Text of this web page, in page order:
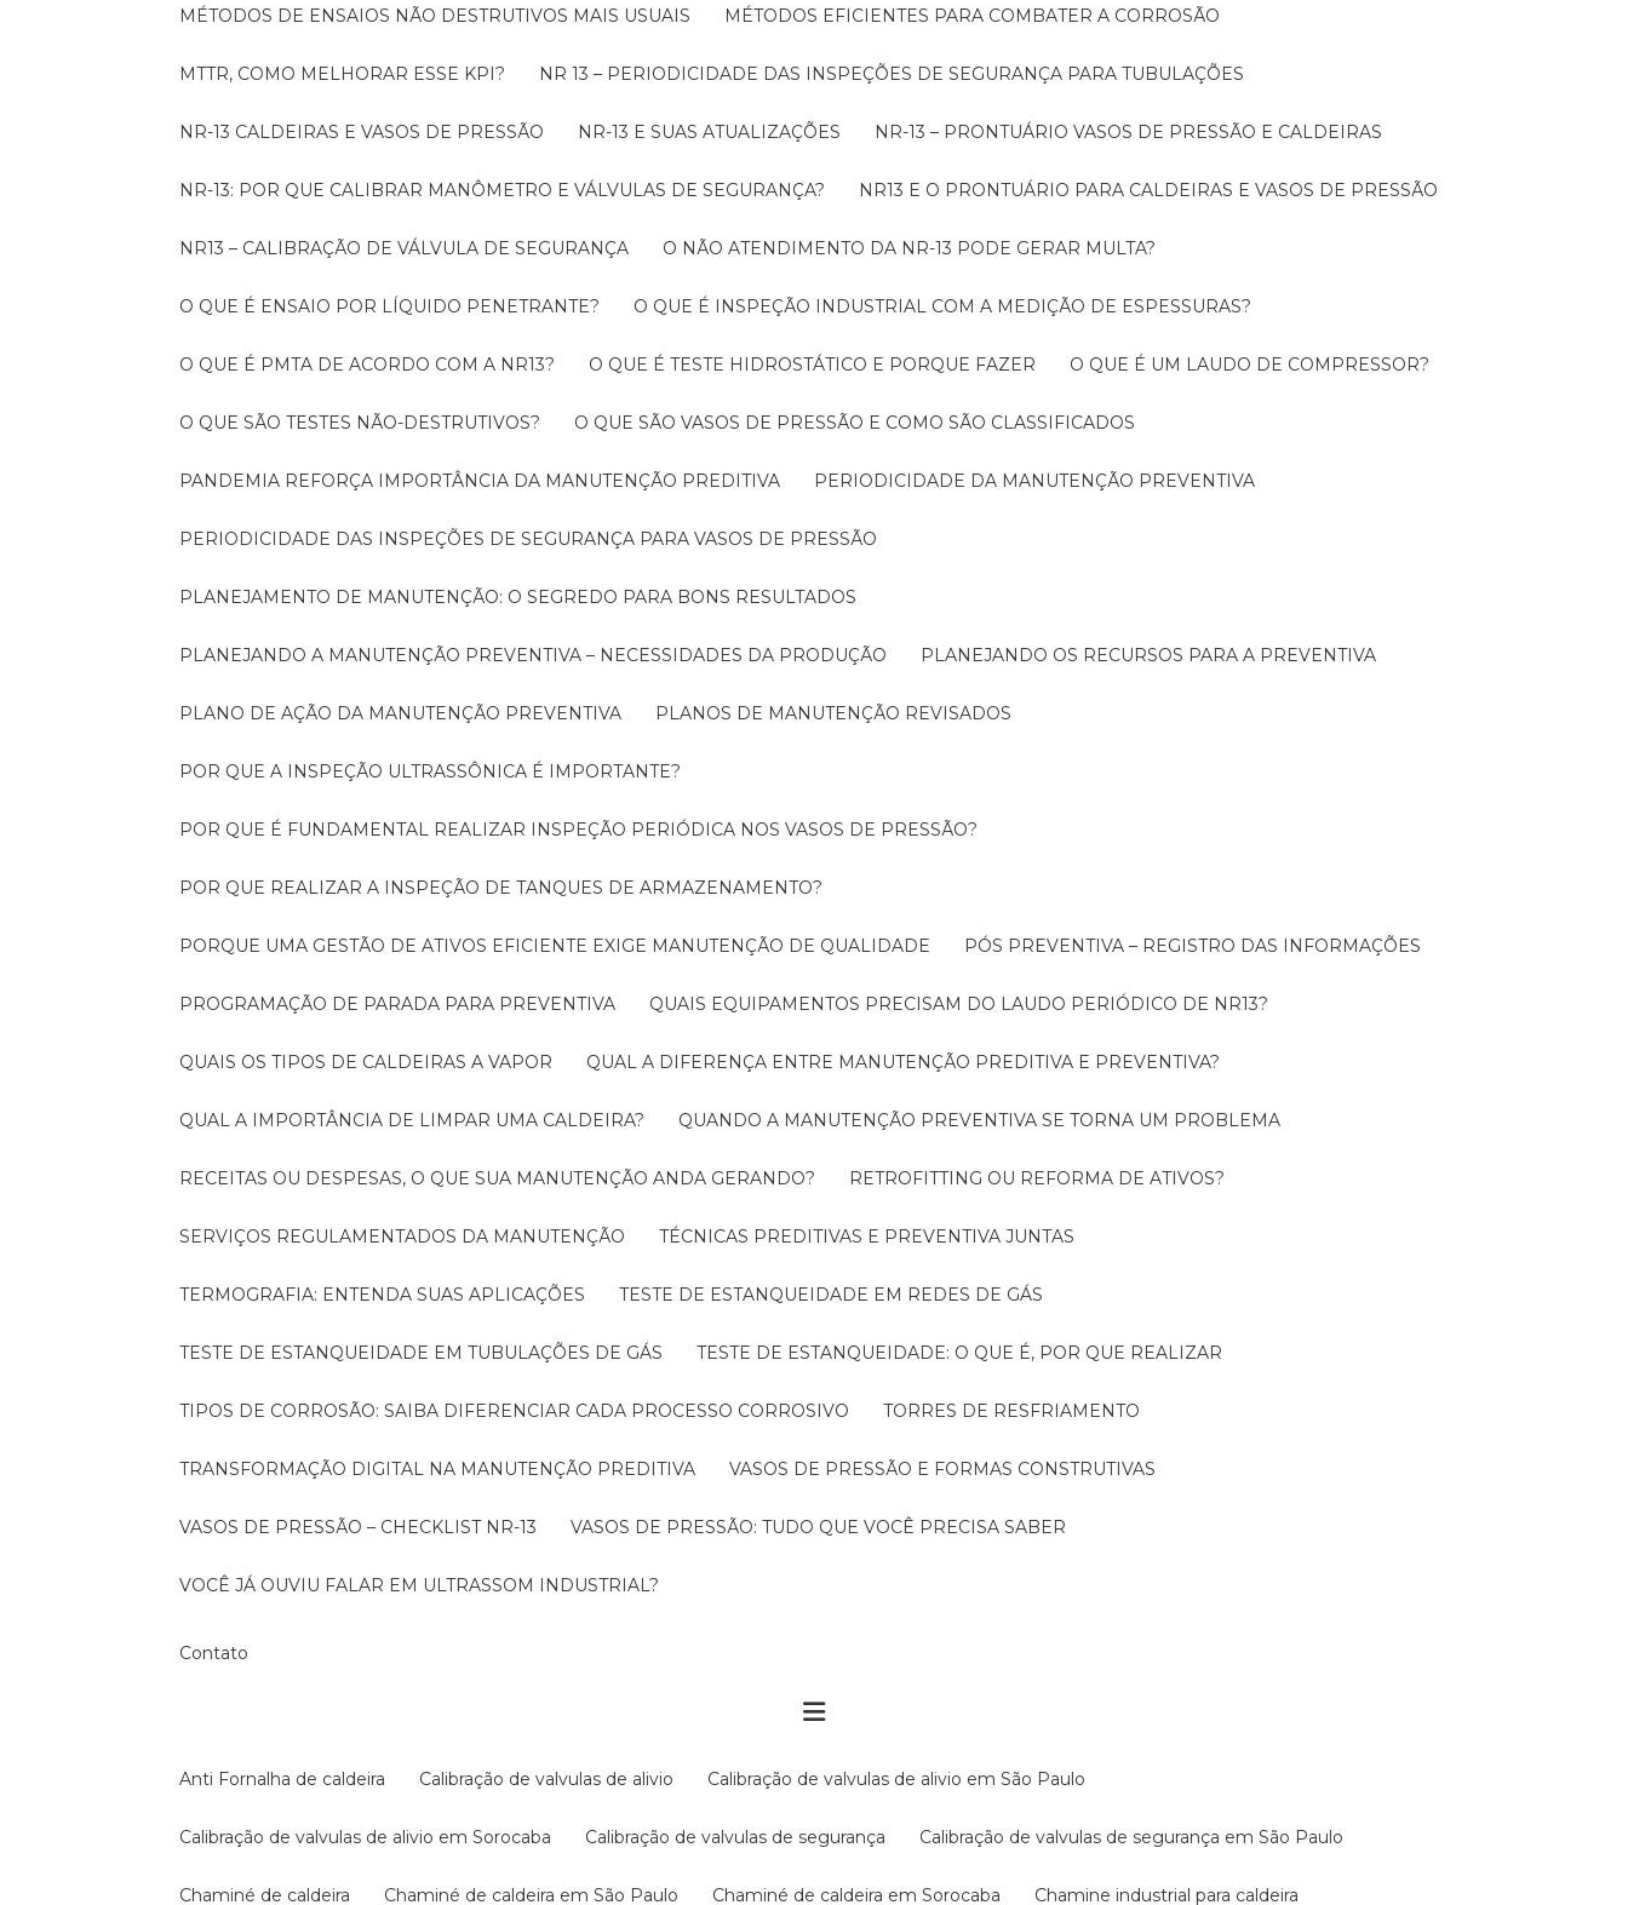
MÉTODOS DE ENSAIOS NÃO DESTRUTIVOS MAIS USUAIS MÉTODOS EFICIENTES PARA COMBATER A CORROSÃO
MTTR, COMO MELHORAR ESSE KPI? NR 13 – PERIODICIDADE DAS INSPEÇÕES DE SEGURANÇA PARA TUBULAÇÕES
NR-13 CALDEIRAS E VASOS DE PRESSÃO NR-13 E SUAS ATUALIZAÇÕES NR-13 – PRONTUÁRIO VASOS DE PRESSÃO E CALDEIRAS
NR-13: POR QUE CALIBRAR MANÔMETRO E VÁLVULAS DE SEGURANÇA? NR13 E O PRONTUÁRIO PARA CALDEIRAS E VASOS DE PRESSÃO
NR13 – CALIBRAÇÃO DE VÁLVULA DE SEGURANÇA O NÃO ATENDIMENTO DA NR-13 PODE GERAR MULTA?
O QUE É ENSAIO POR LÍQUIDO PENETRANTE? O QUE É INSPEÇÃO INDUSTRIAL COM A MEDIÇÃO DE ESPESSURAS?
O QUE É PMTA DE ACORDO COM A NR13? O QUE É TESTE HIDROSTÁTICO E PORQUE FAZER O QUE É UM LAUDO DE COMPRESSOR?
O QUE SÃO TESTES NÃO-DESTRUTIVOS? O QUE SÃO VASOS DE PRESSÃO E COMO SÃO CLASSIFICADOS
PANDEMIA REFORÇA IMPORTÂNCIA DA MANUTENÇÃO PREDITIVA PERIODICIDADE DA MANUTENÇÃO PREVENTIVA
PERIODICIDADE DAS INSPEÇÕES DE SEGURANÇA PARA VASOS DE PRESSÃO
PLANEJAMENTO DE MANUTENÇÃO: O SEGREDO PARA BONS RESULTADOS
PLANEJANDO A MANUTENÇÃO PREVENTIVA – NECESSIDADES DA PRODUÇÃO PLANEJANDO OS RECURSOS PARA A PREVENTIVA
PLANO DE AÇÃO DA MANUTENÇÃO PREVENTIVA PLANOS DE MANUTENÇÃO REVISADOS
POR QUE A INSPEÇÃO ULTRASSÔNICA É IMPORTANTE?
POR QUE É FUNDAMENTAL REALIZAR INSPEÇÃO PERIÓDICA NOS VASOS DE PRESSÃO?
POR QUE REALIZAR A INSPEÇÃO DE TANQUES DE ARMAZENAMENTO?
PORQUE UMA GESTÃO DE ATIVOS EFICIENTE EXIGE MANUTENÇÃO DE QUALIDADE PÓS PREVENTIVA – REGISTRO DAS INFORMAÇÕES
PROGRAMAÇÃO DE PARADA PARA PREVENTIVA QUAIS EQUIPAMENTOS PRECISAM DO LAUDO PERIÓDICO DE NR13?
QUAIS OS TIPOS DE CALDEIRAS A VAPOR QUAL A DIFERENÇA ENTRE MANUTENÇÃO PREDITIVA E PREVENTIVA?
QUAL A IMPORTÂNCIA DE LIMPAR UMA CALDEIRA? QUANDO A MANUTENÇÃO PREVENTIVA SE TORNA UM PROBLEMA
RECEITAS OU DESPESAS, O QUE SUA MANUTENÇÃO ANDA GERANDO? RETROFITTING OU REFORMA DE ATIVOS?
SERVIÇOS REGULAMENTADOS DA MANUTENÇÃO TÉCNICAS PREDITIVAS E PREVENTIVA JUNTAS
TERMOGRAFIA: ENTENDA SUAS APLICAÇÕES TESTE DE ESTANQUEIDADE EM REDES DE GÁS
TESTE DE ESTANQUEIDADE EM TUBULAÇÕES DE GÁS TESTE DE ESTANQUEIDADE: O QUE É, POR QUE REALIZAR
TIPOS DE CORROSÃO: SAIBA DIFERENCIAR CADA PROCESSO CORROSIVO TORRES DE RESFRIAMENTO
TRANSFORMAÇÃO DIGITAL NA MANUTENÇÃO PREDITIVA VASOS DE PRESSÃO E FORMAS CONSTRUTIVAS
VASOS DE PRESSÃO – CHECKLIST NR-13 VASOS DE PRESSÃO: TUDO QUE VOCÊ PRECISA SABER
VOCÊ JÁ OUVIU FALAR EM ULTRASSOM INDUSTRIAL?
Contato
Anti Fornalha de caldeira Calibração de valvulas de alivio Calibração de valvulas de alivio em São Paulo
Calibração de valvulas de alivio em Sorocaba Calibração de valvulas de segurança Calibração de valvulas de segurança em São Paulo
Chaminé de caldeira Chaminé de caldeira em São Paulo Chaminé de caldeira em Sorocaba Chamine industrial para caldeira